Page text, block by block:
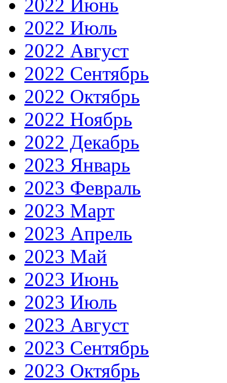
2022 Июнь
2022 Июль
2022 Август
2022 Сентябрь
2022 Октябрь
2022 Ноябрь
2022 Декабрь
2023 Январь
2023 Февраль
2023 Март
2023 Апрель
2023 Май
2023 Июнь
2023 Июль
2023 Август
2023 Сентябрь
2023 Октябрь